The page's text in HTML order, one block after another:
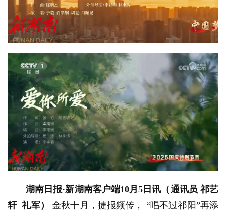
湖南日报·新湖南客户端10月5日讯（通讯员 祁艺
轩 礼军）
金秋十月，捷报频传，
“唱不过祁阳”再添